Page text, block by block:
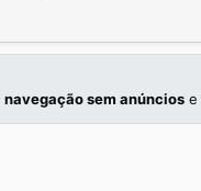
navegação sem anúncios e